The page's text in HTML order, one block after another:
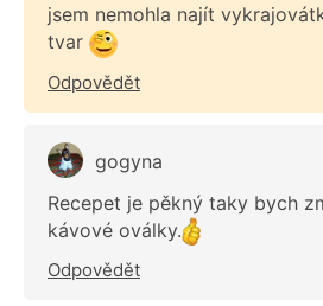
jsem nemohla najít
tvar
Odpovědět
gogyna
Recepet je pěkný taky bych
kávové oválky.
Odpovědět